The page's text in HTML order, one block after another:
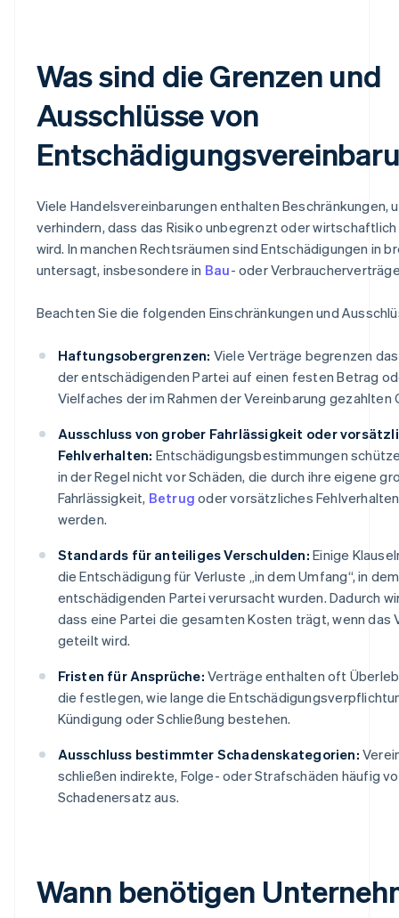
Was sind die Grenzen und
Ausschlüsse von
Viele Handelsvereinbarungen enthalten Beschränkungen,
verhindern, dass das Risiko unbegrenzt oder
wird. In manchen Rechtsräumen sind Entschädigungen in
untersagt, insbesondere in Bau- oder
Beachten Sie die folgenden Einschränkungen und
Haftungsobergrenzen: Viele Verträge begrenzen
der entschädigenden Partei auf einen festen Betrag
Vielfaches der im Rahmen der Vereinbarung gezahlten
Ausschluss von grober Fahrlässigkeit oder
Fehlverhalten: Entschädigungsbestimmungen
in der Regel nicht vor Schäden, die durch ihre eigene
Fahrlässigkeit, Betrug oder vorsätzliches
werden.
Standards für anteiliges Verschulden: Einige
die Entschädigung für Verluste „in dem Umfang“, in
entschädigenden Partei verursacht wurden. Dadurch
dass eine Partei die gesamten Kosten trägt, wenn das
geteilt wird.
Fristen für Ansprüche: Verträge enthalten oft
die festlegen, wie lange die
Kündigung oder Schließung bestehen.
Ausschluss bestimmter Schadenskategorien:
schließen indirekte, Folge- oder Strafschäden häufig
Schadenersatz aus.
Wann benötigen